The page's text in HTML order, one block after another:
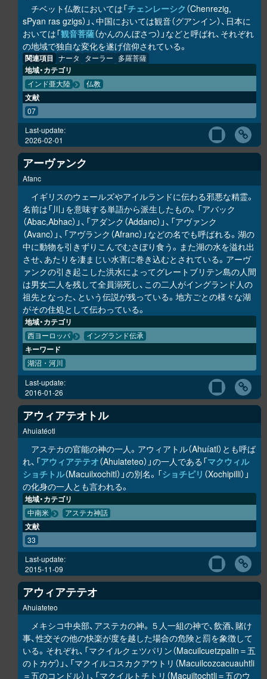
チベット仏教においては「チェンレーシク （Chenrezig,
sPyan ras gzigs）」、中国においては観音（グアンイン）、日本に
おいては「観音菩薩（かんのんぼさつ）」などと呼ばれ、それぞれ
の地域で独自な変化を遂げ信仰されている。
関連項目 ナータ ターラー 多羅菩薩
地域・カテゴリ
インド亜大陸 仏教
文献
07
Last-update:
2026-02-01
アーヴァンク
Afanc
イギリスのウェールズやアイルランドに伝わる邪悪な精霊。
名前は「川」を意味する単語から派生したもの。「アバック
（Abac,Abhac）」、「アダンク（Addanc）」、「アヴァンク
（Avanc）」、「アヴランク（Afranc）」などの名でも呼ばれる。湖の
中に動物を引きずりこんでむさぼり食う。また湖の水を溢れ出
させ、あたりを凄まじい水害に巻き込むとされている。アーヴ
ァンクの引き起こした洪水によってグレートブリテン島の人間
は男女二人を残して全員溺死し、この二人がイングランド人の
祖先となった、という伝説が残っている。地方ごとの様々な湖
がその住処として伝わっている。
地域・カテゴリ
西ヨーロッパ イングランド伝承
キーワード
湖沼・河川
Last-update:
2016-01-26
アウィアテオトル
Ahuiatéotl
アステカの官能の神の一人。アウィアトル（Ahuíatl）とも呼ば
れ、「アウィアテテオ（Ahuiateteo）」の一人である「マクウィル
ショチトル（Macuilxochitl）」の別名。「ショチピリ （Xochipilli）」
の化身の一人とも言われる。
地域・カテゴリ
中南米 アステカ神話
文献
33
Last-update:
2015-11-09
アウィアテテオ
Ahuiateteo
メキシコ中央部、アステカの神。５人一組の神で、飲酒、賭け
事、性交その他の快楽が度を越した場合の危険と罰を象徴して
いる。それぞれ、「マクイルクェツパリン（Macuilcuetzpalin＝五
のトカゲ）」、「マクイルコスカクアウトリ（Macuilcozcacuauhtli
＝五のコンドル）」、「マクイルトチトリ（Macuiltochtli＝五のウ